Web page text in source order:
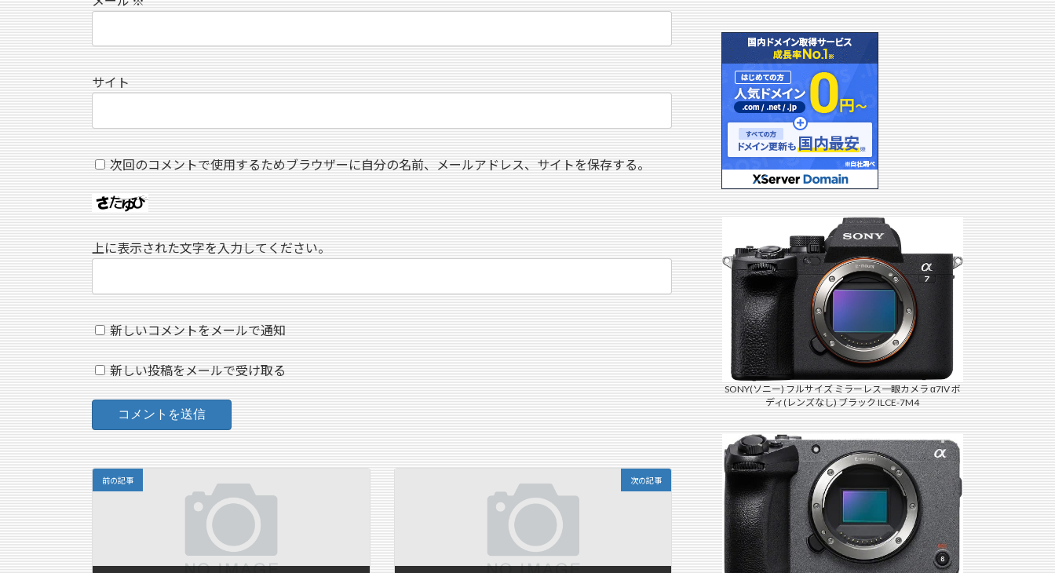
サイト
次回のコメントで使用するためブラウザーに自分の名前、メールアドレス、サイトを保存する。
上に表示された文字を入力してください。
新しいコメントをメールで通知
新しい投稿をメールで受け取る
前の記事 次の記事
SONY(ソニー) フルサイズ ミラーレス一眼カメラ α7IV ボ
ディ(レンズなし) ブラック ILCE-7M4